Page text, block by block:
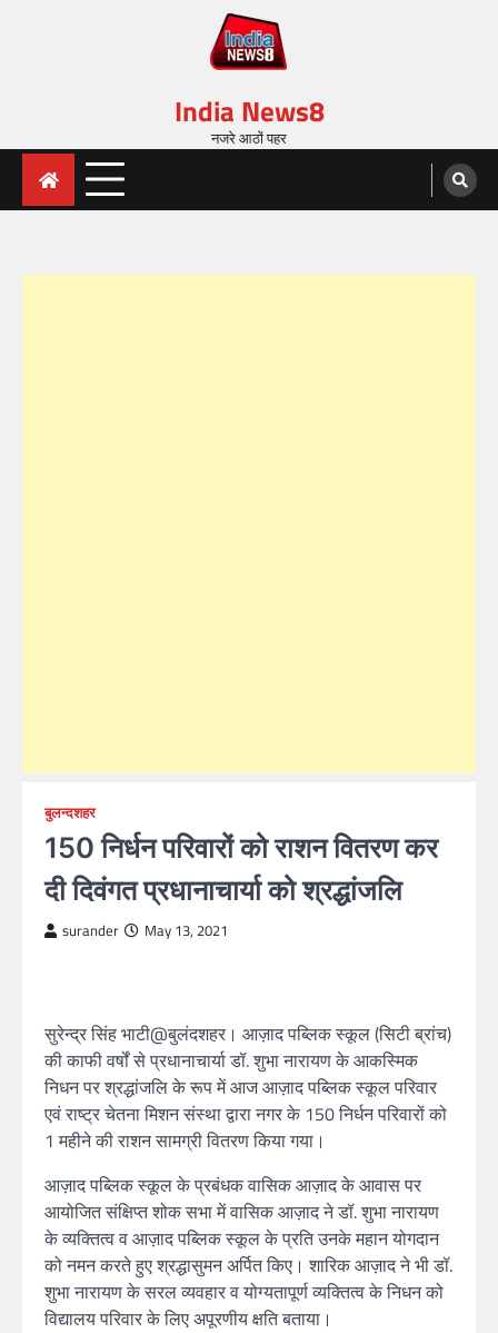
India News8
नजरे आठों पहर
बुलन्दशहर
150 निर्धन परिवारों को राशन वितरण कर
दी दिवंगत प्रधानाचार्या को श्रद्धांजलि
surander May 13, 2021
सुरेन्द्र सिंह भाटी@बुलंदशहर। आज़ाद पब्लिक स्कूल (सिटी ब्रांच)
की काफी वर्षों से प्रधानाचार्या डॉ. शुभा नारायण के आकस्मिक
निधन पर श्रद्धांजलि के रूप में आज आज़ाद पब्लिक स्कूल परिवार
एवं राष्ट्र चेतना मिशन संस्था द्वारा नगर के 150 निर्धन परिवारों को
1 महीने की राशन सामग्री वितरण किया गया।
आज़ाद पब्लिक स्कूल के प्रबंधक वासिक आज़ाद के आवास पर
आयोजित संक्षिप्त शोक सभा में वासिक आज़ाद ने डॉ. शुभा नारायण
के व्यक्तित्व व आज़ाद पब्लिक स्कूल के प्रति उनके महान योगदान
को नमन करते हुए श्रद्धासुमन अर्पित किए। शारिक आज़ाद ने भी डॉ.
शुभा नारायण के सरल व्यवहार व योग्यतापूर्ण व्यक्तित्व के निधन को
विद्यालय परिवार के लिए अपूरणीय क्षति बताया।